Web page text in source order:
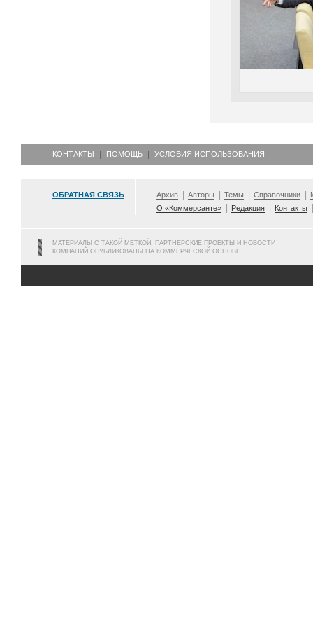
КОНТАКТЫ ПОМОЩЬ УСЛОВИЯ ИСПОЛЬЗОВАНИЯ
ОБРАТНАЯ СВЯЗЬ Архив Авторы Темы Справочники
О «Коммерсанте»
Редакция Контакты
МАТЕРИАЛЫ С ТАКОЙ МЕТКОЙ, ПАРТНЕРСКИЕ ПРОЕКТЫ И НОВОСТИ
КОМПАНИЙ ОПУБЛИКОВАНЫ НА КОММЕРЧЕСКОЙ ОСНОВЕ